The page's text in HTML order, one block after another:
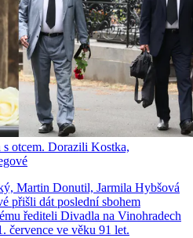
otcem. Dorazili Kostka,
Martin Donutil, Jarmila Hybšová
přišli dát poslední sbohem
řediteli Divadla na Vinohradech
července ve věku 91 let.